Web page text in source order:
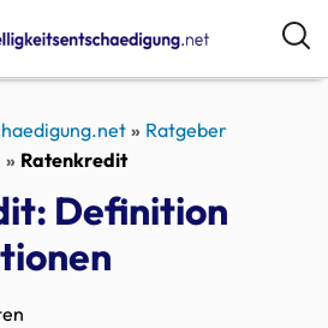
Ratgeber
Ratenkredit
Definition